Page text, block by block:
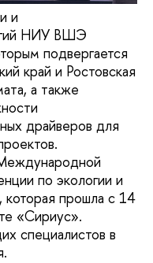
и
НИУ ВШЭ
подвергается
край и Ростовская
а также
драйверов для
по экологии и
которая прошла с 14
«Сириус».
специалистов в